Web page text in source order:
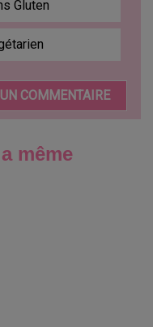
Gluten
COMMENTAIRE
même